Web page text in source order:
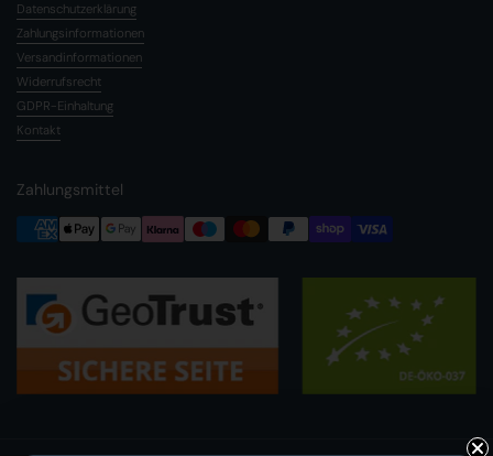
Datenschutzerklärung
Zahlungsinformationen
Versandinformationen
Widerrufsrecht
GDPR-Einhaltung
Kontakt
Zahlungsmittel